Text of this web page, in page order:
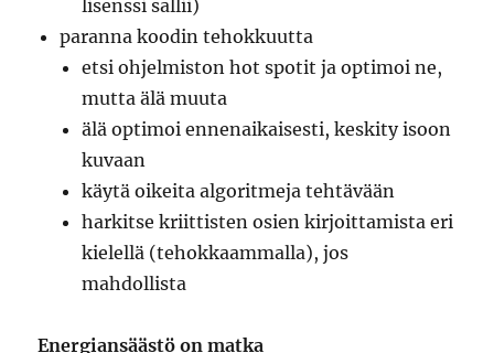
lisenssi sallii)
paranna koodin tehokkuutta
etsi ohjelmiston hot spotit ja optimoi ne,
mutta älä muuta
älä optimoi ennenaikaisesti, keskity isoon
kuvaan
käytä oikeita algoritmeja tehtävään
harkitse kriittisten osien kirjoittamista eri
kielellä (tehokkaammalla), jos
mahdollista
Energiansäästö on matka